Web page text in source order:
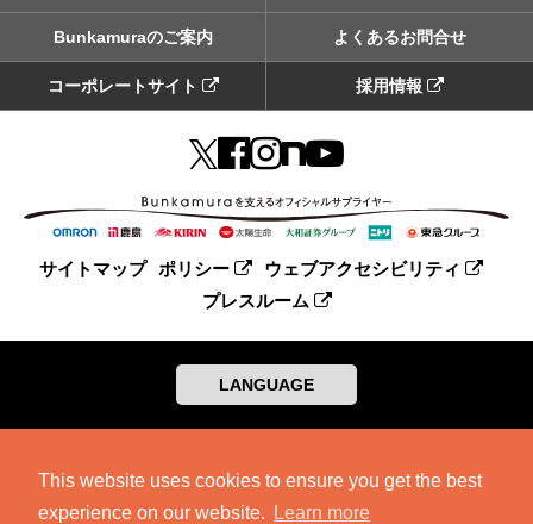
This website uses cookies to ensure you get the best
experience on our website.
Learn more
Bunkamuraのご案内 よくあるお問合せ
コーポレートサイト 採用情報
サイトマップ ポリシー
ウェブアクセシビリティ
プレスルーム
LANGUAGE